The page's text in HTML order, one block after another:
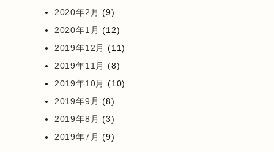
2020年2月 (9)
2020年1月 (12)
2019年12月 (11)
2019年11月 (8)
2019年10月 (10)
2019年9月 (8)
2019年8月 (3)
2019年7月 (9)